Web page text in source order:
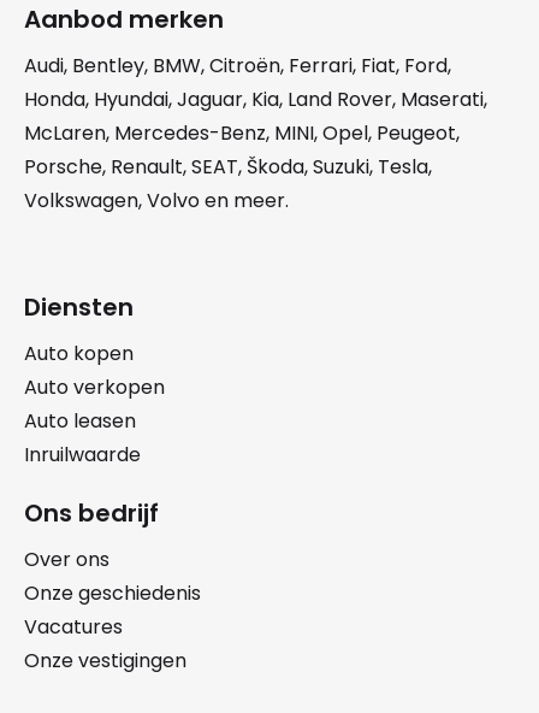
Aanbod merken
Audi, Bentley, BMW,Citroën, Ferrari, Fiat, Ford,
Honda, Hyundai,Jaguar, Kia, Land Rover, Maserati,
McLaren, Mercedes-Benz, MINI,Opel, Peugeot,
Porsche, Renault,SEAT, Škoda,Suzuki, Tesla,
Volkswagen,Volvoen meer.
Diensten
Auto kopen
Auto verkopen
Auto leasen
Inruilwaarde
Ons bedrijf
Over ons
Onze geschiedenis
Vacatures
Onze vestigingen